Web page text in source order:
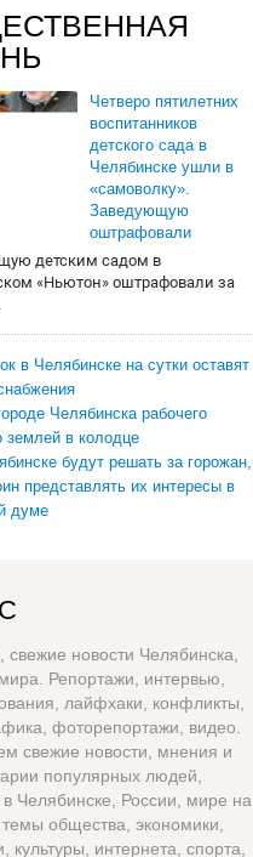
Четверо пятилетних
воспитанников
детского сада в
Челябинске ушли в
«самоволку».
Заведующую
оштрафовали
детским садом в
«Ньютон» оштрафовали за
в Челябинске на сутки оставят
Челябинска рабочего
землей в колодце
будут решать за горожан,
представлять их интересы в
думе
свежие новости Челябинска,
Репортажи, интервью,
лайфхаки, конфликты,
фоторепортажи, видео.
свежие новости, мнения и
популярных людей,
Челябинске, России, мире на
темы общества, экономики,
культуры, интернета, спорта,